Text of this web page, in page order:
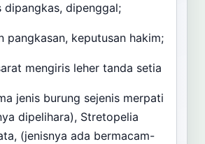
dipangkas, dipenggal;
pangkasan, keputusan hakim;
mengiris leher tanda setia
jenis burung sejenis merpati
dipelihara), Stretopelia
(jenisnya ada bermacam-